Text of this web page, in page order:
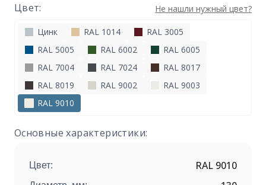
Цвет: Не нашли нужный цвет?
Цинк RAL 1014
RAL 3005
RAL 5005
RAL 6002
RAL 6005
RAL 7004
RAL 7024
RAL 8017
RAL 8019
RAL 9002
RAL 9003
RAL 9010
Основные характеристики:
Цвет: RAL 9010